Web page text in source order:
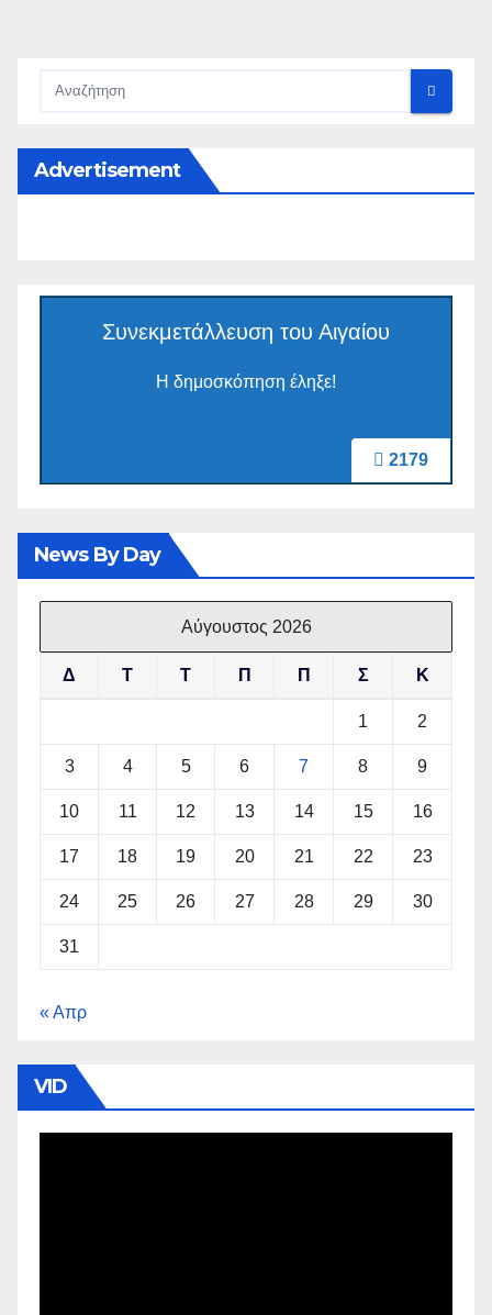
Advertisement
2179
Συνεκμετάλλευση του Αιγαίου
Η δημοσκόπηση έληξε!
News By Day
Αύγουστος 2026
Δ Τ Τ Π Π Σ Κ
1 2
3 4 5 6 7 8 9
10 11 12 13 14 15 16
17 18 19 20 21 22 23
24 25 26 27 28 29 30
31
« Απρ
VID